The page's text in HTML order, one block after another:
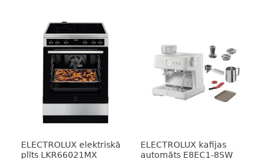
ELECTROLUX elektriskā
plīts LKR66021MX
ELECTROLUX kafijas
automāts E8EC1-8SW